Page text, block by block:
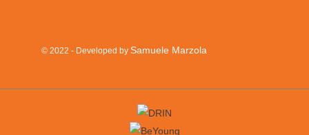
© 2022 - Developed by Samuele Marzola